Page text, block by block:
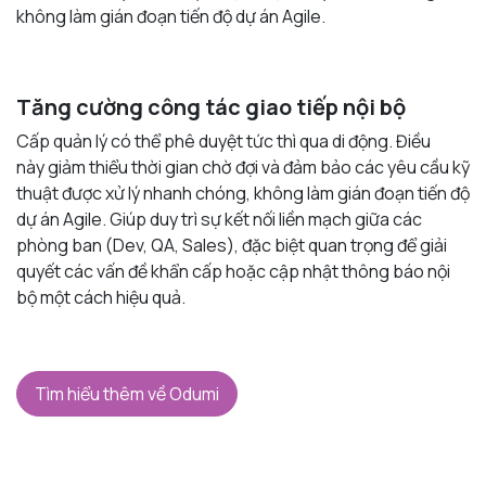
không làm gián đoạn tiến độ dự án Agile.
Tăng cường công tác giao tiếp nội bộ
Cấp quản lý có thể phê duyệt tức thì qua di động. Điều
này giảm thiểu thời gian chờ đợi và đảm bảo các yêu cầu kỹ
thuật được xử lý nhanh chóng, không làm gián đoạn tiến độ
dự án Agile. Giúp duy trì sự kết nối liền mạch giữa các
phòng ban (Dev, QA, Sales), đặc biệt quan trọng để giải
quyết các vấn đề khẩn cấp hoặc cập nhật thông báo nội
bộ một cách hiệu quả.
Tìm hiểu thêm về Odumi